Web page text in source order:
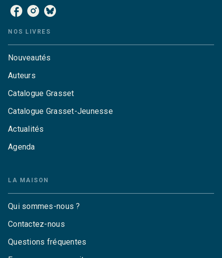
NOS LIVRES
Nouveautés
Auteurs
Catalogue Grasset
Catalogue Grasset-Jeunesse
Actualités
Agenda
LA MAISON
Qui sommes-nous ?
Contactez-nous
Questions fréquentes